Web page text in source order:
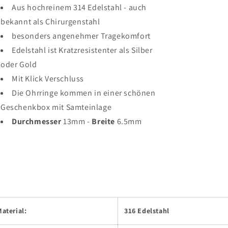
Aus hochreinem 314 Edelstahl - auch
bekannt als Chirurgenstahl
besonders angenehmer Tragekomfort
Edelstahl ist Kratzresistenter als Silber
oder Gold
Mit Klick Verschluss
Die Ohrringe kommen in einer schönen
Geschenkbox mit Samteinlage
Durchmesser13mm - Breite 6.5mm
316 Edelstahl